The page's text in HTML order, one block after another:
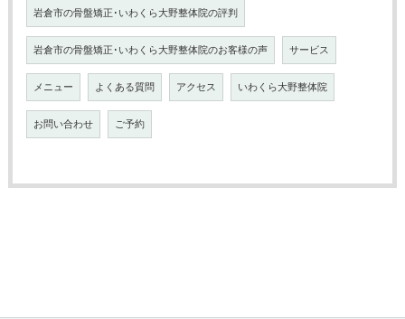
岩倉市の骨盤矯正･いわくら大野整体院の評判
岩倉市の骨盤矯正･いわくら大野整体院のお客様の声 サービス
メニュー よくある質問 アクセス いわくら大野整体院
お問い合わせ ご予約